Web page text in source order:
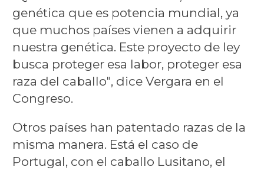
genética que es potencia mundial, ya
que muchos países vienen a adquirir
nuestra genética. Este proyecto de ley
busca proteger esa labor, proteger esa
raza del caballo", dice Vergara en el
Congreso.
Otros países han patentado razas de la
misma manera. Está el caso de
Portugal, con el caballo Lusitano, el